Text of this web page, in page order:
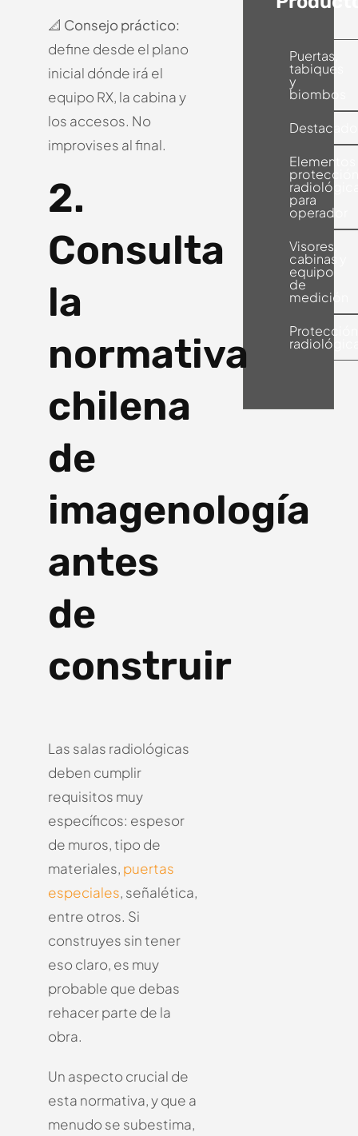
📐 Consejo práctico:
define desde el plano
inicial dónde irá el
equipo RX, la cabina y
los accesos. No
improvises al final.
2.
Consulta
la
normativa
chilena
de
imagenología
antes
de
construir
Las salas radiológicas
deben cumplir
requisitos muy
específicos: espesor
de muros, tipo de
materiales, puertas
especiales, señalética,
entre otros. Si
construyes sin tener
eso claro, es muy
probable que debas
rehacer parte de la
obra.
Un aspecto crucial de
esta normativa, y que a
menudo se subestima,
Puertas,
tabiques
y
biombos
Elementos
para
operador
Visores,
cabinas y
equipo
de
medición
Protección